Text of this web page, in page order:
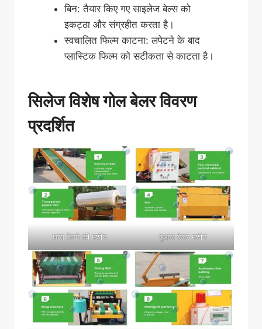
बिन: तैयार किए गए साइलेज बेल्स को
इकट्ठा और संग्रहीत करता है।
स्वचालित फिल्म काटना: लपेटने के बाद
प्लास्टिक फिल्म को सटीकता से काटता है।
सिलेज विशेष गोल बेलर विवरण
प्रदर्शित
घास बेलने की मशीन पुआल बेलर मशीन